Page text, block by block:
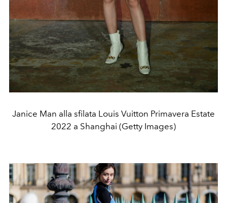
Janice Man alla sfilata Louis Vuitton Primavera Estate
2022 a Shanghai (Getty Images)